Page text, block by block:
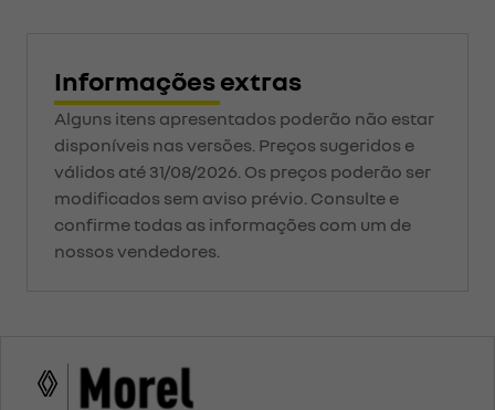
Informações extras
Alguns itens apresentados poderão não estar
disponíveis nas versões. Preços sugeridos e
válidos até 31/08/2026. Os preços poderão ser
modificados sem aviso prévio. Consulte e
confirme todas as informações com um de
nossos vendedores.